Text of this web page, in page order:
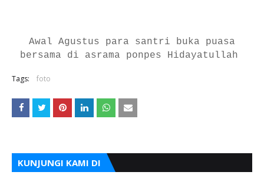
Awal Agustus para santri buka puasa
bersama di asrama ponpes Hidayatullah
Tags: foto
KUNJUNGI KAMI DI